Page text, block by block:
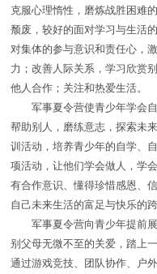
克服心理惰性，磨炼战胜困难
颓废，较好的面对学习与生活
对集体的参与意识和责任心，
力；改善人际关系，学习欣赏
他人合作；关注和热爱生活。
军事夏令营使青少年学会自
帮助别人，磨练意志，探索未
训活动，培养青少年的自学、
项活动，让他们学会做人，学
有合作意识、懂得珍惜感恩、
自己未来生活的富足与快乐的
军事夏令营向青少年提前展
别父母无微不至的关爱，踏上
通过游戏竞技、团队协作、户